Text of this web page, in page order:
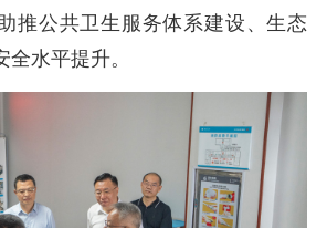
推公共卫生服务体系建设、生态
全水平提升。